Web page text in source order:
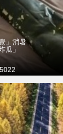
」消暑
瓜」